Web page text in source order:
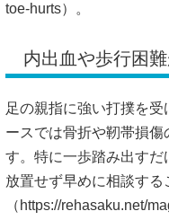
toe-hurts）。
内出血や歩行困
足の親指に強い打撲を
ースでは骨折や靭帯損傷
す。特に一歩踏み出すだ
放置せず早めに相談す
（ https://rehasaku.net/